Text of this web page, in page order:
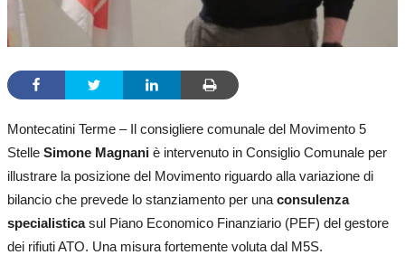
Montecatini Terme – Il consigliere comunale del Movimento 5
Stelle Simone Magnani è intervenuto in Consiglio Comunale per
illustrare la posizione del Movimento riguardo alla variazione di
bilancio che prevede lo stanziamento per una consulenza
specialisticasul Piano Economico Finanziario (PEF) del gestore
dei rifiuti ATO. Una misura fortemente voluta dal M5S.